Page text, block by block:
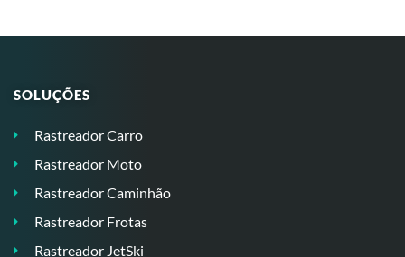
SOLUÇÕES
Rastreador Carro
Rastreador Moto
Rastreador Caminhão
Rastreador Frotas
Rastreador JetSki